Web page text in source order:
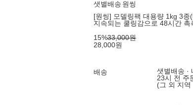
샛별배송 원씽
[원씽] 모델링팩 대용량 1kg 3종
지속되는 쿨링감으로 48시간
15%33,000원
28,000원
배송
샛별배송 ·
23시 전 주
(그 외 지